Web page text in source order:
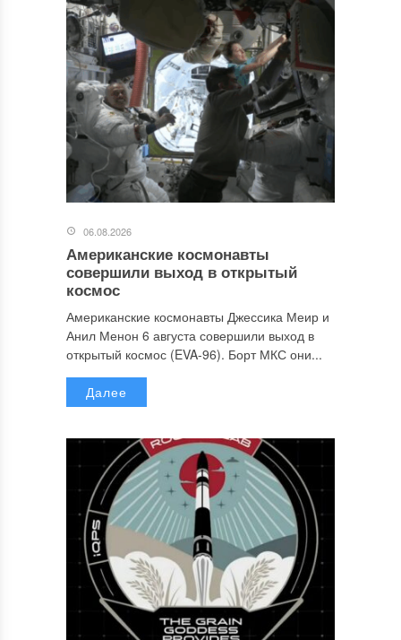
06.08.2026
Американские космонавты
совершили выход в открытый
космос
Американские космонавты Джессика Меир и
Анил Менон 6 августа совершили выход в
открытый космос (EVA-96). Борт МКС они...
Далее